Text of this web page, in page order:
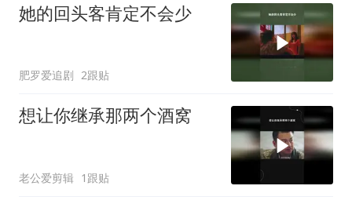
她的回头客肯定不会少
肥罗爱追剧 2跟贴
想让你继承那两个酒窝
老公爱剪辑 1跟贴